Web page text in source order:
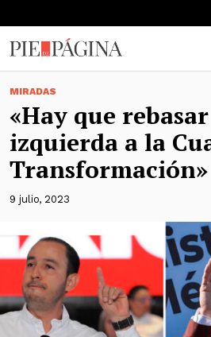
MIRADAS
«Hay que
izquierda a la
Transformación»
9 julio, 2023